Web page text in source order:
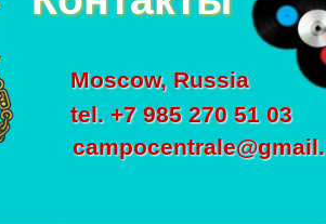
Moscow, Russia
tel. +7 985 270 51 03